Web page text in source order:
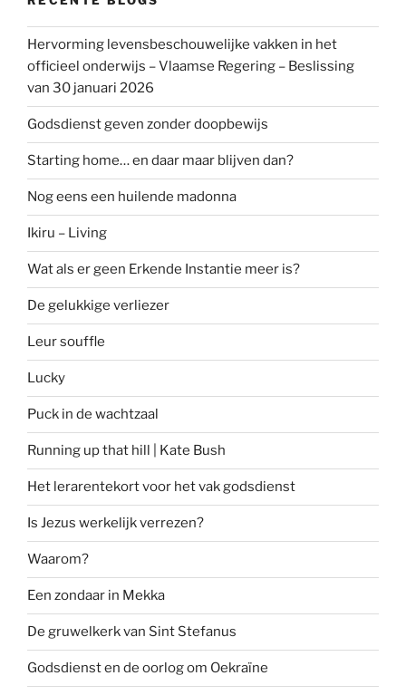
Hervorming levensbeschouwelijke vakken in het
officieel onderwijs – Vlaamse Regering – Beslissing
van 30 januari 2026
Godsdienst geven zonder doopbewijs
Starting home… en daar maar blijven dan?
Nog eens een huilende madonna
Ikiru – Living
Wat als er geen Erkende Instantie meer is?
De gelukkige verliezer
Leur souffle
Lucky
Puck in de wachtzaal
Running up that hill | Kate Bush
Het lerarentekort voor het vak godsdienst
Is Jezus werkelijk verrezen?
Waarom?
Een zondaar in Mekka
De gruwelkerk van Sint Stefanus
Godsdienst en de oorlog om Oekraïne